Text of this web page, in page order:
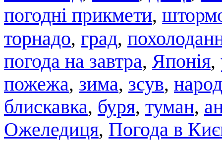
погодні прикмети,
торнадо, град,
погода на завтра, Японія,
пожежа, зима, зсув,
блискавка, буря, туман,
Ожеледиця, Погода в